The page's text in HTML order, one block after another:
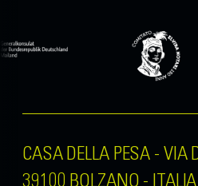
CASA DELLA PESA - VIA
39100 BOLZANO - ITALIA